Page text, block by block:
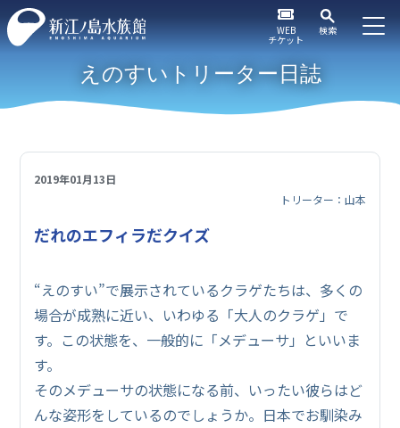
WEB
チケット
検索
えのすいトリーター日誌
2019年01月13日
トリーター：山本
だれのエフィラだクイズ
“えのすい”で展示されているクラゲたちは、多くの
場合が成熟に近い、いわゆる「大人のクラゲ」で
す。この状態を、一般的に「メデューサ」といいま
す。
そのメデューサの状態になる前、いったい彼らはど
んな姿形をしているのでしょうか。日本でお馴染み